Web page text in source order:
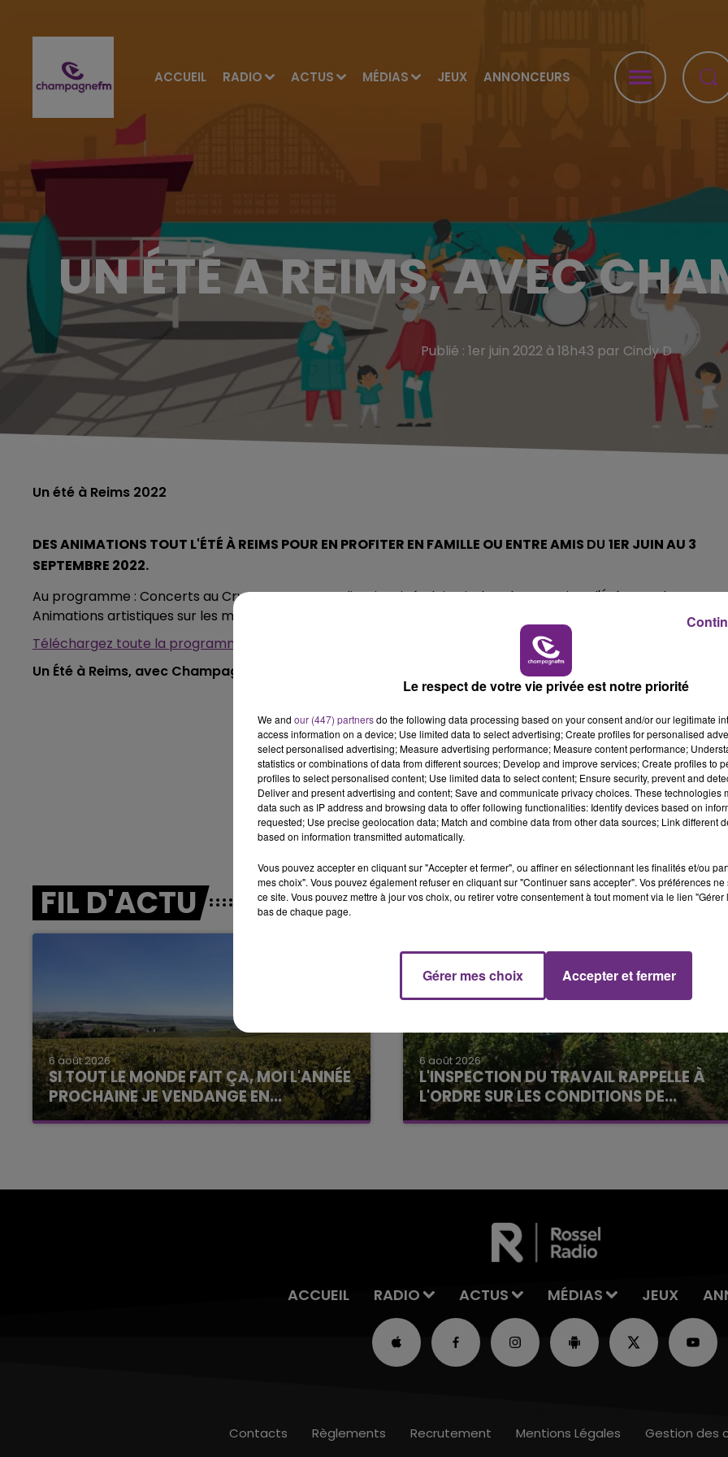
ACCUEIL RADIO ACTUS MÉDIAS JEUX ANNONCEURS
10h00 - 14h00
LE TICKET DE CAISSE
UN ÉTÉ A REIMS, AVEC
Publié : 1er juin 2022 à 18h43 par Cindy D
Un été à Reims 2022
DES ANIMATIONS TOUT L'ÉTÉ À REIMS POUR EN PROFITER EN FAMILLE OU ENTRE AMIS DU 1ER JUIN AU 3
SEPTEMBRE 2022.
Au programme : Concerts au Crypto, Jazz au Boulingrin, Ciné plein air dans les quartiers, l'Été sera show,
Animations artistiques sur les marchés rémois, la Guinguette au Parc de la Roseraie...
Téléchargez toute la programmation 2022
Un Été à Reims, avec Champagne FM !
AVEC:
FIL D'ACTU
6 août 2026
SI TOUT LE MONDE FAIT ÇA, MOI L'ANNÉE
PROCHAINE JE VENDANGE EN...
La vendange en Champagne a débuté ce jeudi
6 août 2026
L'INSPECTION DU TRAVAIL RAPPELLE À
L'ORDRE SUR LES CONDITIONS DE...
Alors que les dates de début des vendange
14h00 - 15h00
La Radio Pop
ACCUEIL RADIO ACTUS MÉDIAS JEUX
Contacts Règlements Recrutement Mentions Légales Gestion des
Le respect de votre vie privée est notre priorité
We and our (447) partnersdo the following data processing based on your consent and/or our legitimate
access information on a device; Use limited data to select advertising; Create profiles for personalised
select personalised advertising; Measure advertising performance; Measure content performance;
statistics or combinations of data from different sources; Develop and improve services; Create profiles to
profiles to select personalised content; Use limited data to select content; Ensure security, prevent and
Deliver and present advertising and content; Save and communicate privacy choices. These technologies
data such as IP address and browsing data to offer following functionalities: Identify devices based on
requested; Use precise geolocation data; Match and combine data from other data sources; Link different
based on information transmitted automatically.
Vous pouvez accepter en cliquant sur "Accepter et fermer", ou affiner en sélectionnant les finalités et/ou
mes choix". Vous pouvez également refuser en cliquant sur "Continuer sans accepter". Vos préférences
ce site. Vous pouvez mettre à jour vos choix, ou retirer votre consentement à tout moment via le lien
bas de chaque page.
Gérer mes choix Accepter et fermer